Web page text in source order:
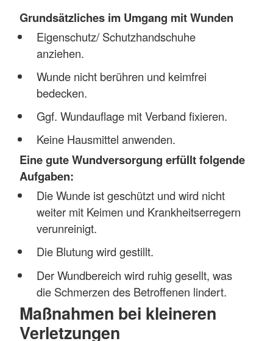
Grundsätzliches im Umgang mit Wunden
Eigenschutz/ Schutzhandschuhe
anziehen.
Wunde nicht berühren und keimfrei
bedecken.
Ggf. Wundauflage mit Verband fixieren.
Keine Hausmittel anwenden.
Eine gute Wundversorgung erfüllt folgende
Aufgaben:
Die Wunde ist geschützt und wird nicht
weiter mit Keimen und Krankheitserregern
verunreinigt.
Die Blutung wird gestillt.
Der Wundbereich wird ruhig gesellt, was
die Schmerzen des Betroffenen lindert.
Maßnahmen bei kleineren
Verletzungen